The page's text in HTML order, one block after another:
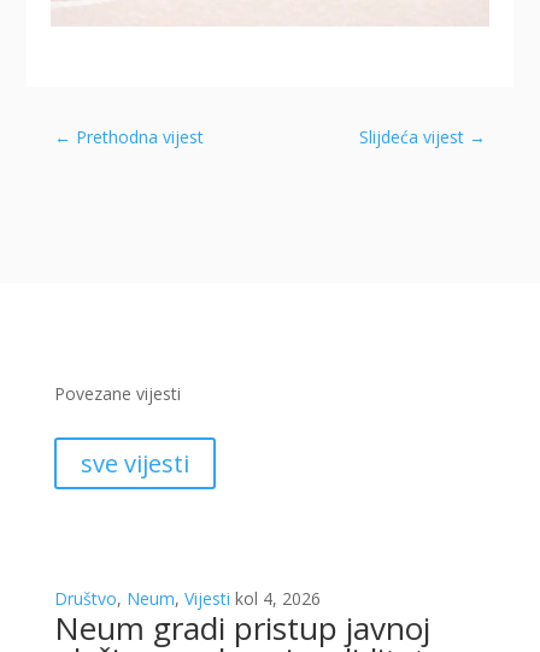
← Prethodna vijest Slijdeća vijest →
Povezane vijesti
sve vijesti
Društvo, Neum, Vijesti kol 4, 2026
Neum gradi pristup javnoj